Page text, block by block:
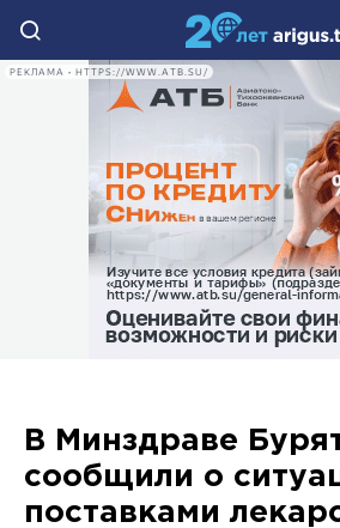
РЕКЛАМА • HTTPS://WWW.ATB.SU/
В Минздраве
сообщили о
поставками